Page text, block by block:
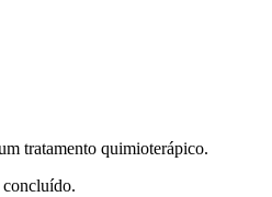
tratamento quimioterápico.
concluído.